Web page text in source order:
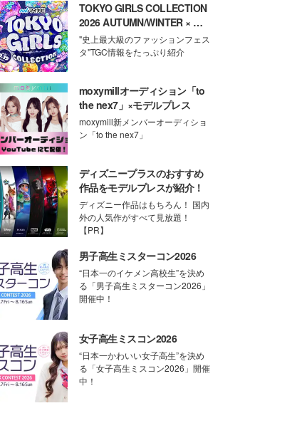
TOKYO GIRLS COLLECTION
2026 AUTUMN/WINTER × モ
デルプレス
"史上最大級のファッションフェス
タ"TGC情報をたっぷり紹介
moxymillオーディション「to
the nex7」×モデルプレス
moxymill新メンバーオーディショ
ン「to the nex7」
ディズニープラスのおすすめ
作品をモデルプレスが紹介！
ディズニー作品はもちろん！ 国内
外の人気作がすべて見放題！
【PR】
男子高生ミスターコン2026
“日本一のイケメン高校生”を決め
る「男子高生ミスターコン2026」
開催中！
女子高生ミスコン2026
“日本一かわいい女子高生”を決め
る「女子高生ミスコン2026」開催
中！